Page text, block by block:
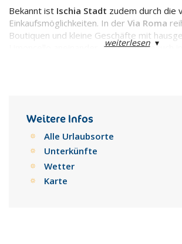
Bekannt ist Ischia Stadt zudem durch die
Einkaufsmöglichkeiten. In der Via Roma
Boutiquen und kleine Geschäfte mit
Limoncello aneinander. Bei einem Besuch
weiterlesen▾
Weitere Infos
Alle Urlaubsorte
Unterkünfte
Wetter
Karte